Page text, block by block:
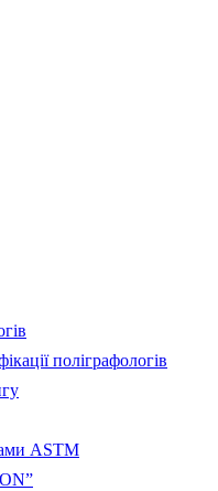
поліграфологів
ASTM